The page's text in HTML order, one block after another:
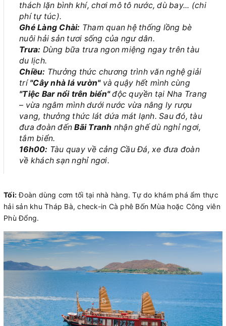
thách lặn bình khí, chơi mô tô nước, dù bay... (chi
phí tự túc).
Ghé Làng Chài: Tham quan hệ thống lồng bè
nuôi hải sản tươi sống của ngư dân.
Trưa: Dùng bữa trưa ngon miệng ngay trên tàu
du lịch.
Chiều: Thưởng thức chương trình văn nghệ giải
trí "Cây nhà lá vườn"và quậy hết mình cùng
"Tiệc Bar nổi trên biển"độc quyền tại Nha Trang
– vừa ngâm mình dưới nước vừa nâng ly rượu
vang, thưởng thức lát dứa mát lạnh. Sau đó, tàu
đưa đoàn đếnBãi Tranh nhận ghế dù nghỉ ngơi,
tắm biển.
16h00: Tàu quay về cảng Cầu Đá, xe đưa đoàn
về khách sạn nghỉ ngơi.
Tối:Đoàn dùng cơm tối tại nhà hàng. Tự do khám phá ẩm thực
hải sản khu Tháp Bà, check-in Cà phê Bốn Mùa hoặc Công viên
Phù Đổng.